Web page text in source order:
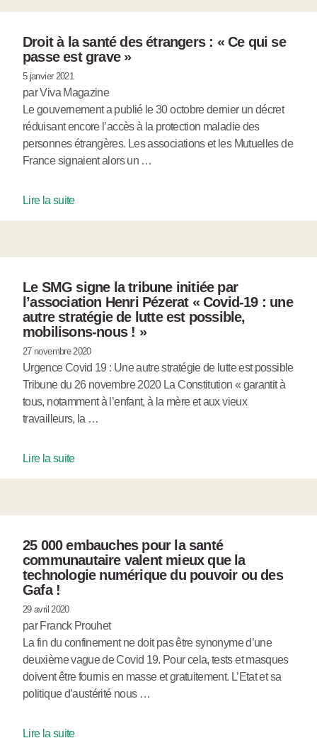
Droit à la santé des étrangers : « Ce qui se
passe est grave »
5 janvier 2021
par Viva Magazine
Le gouvernement a publié le 30 octobre dernier un décret
réduisant encore l’accès à la protection maladie des
personnes étrangères. Les associations et les Mutuelles de
France signaient alors un …
Lire la suite
Le SMG signe la tribune initiée par
l’association Henri Pézerat « Covid-19 : une
autre stratégie de lutte est possible,
mobilisons-nous ! »
27 novembre 2020
Urgence Covid 19 : Une autre stratégie de lutte est possible
Tribune du 26 novembre 2020 La Constitution « garantit à
tous, notamment à l’enfant, à la mère et aux vieux
travailleurs, la …
Lire la suite
25 000 embauches pour la santé
communautaire valent mieux que la
technologie numérique du pouvoir ou des
Gafa !
29 avril 2020
par Franck Prouhet
La fin du confinement ne doit pas être synonyme d’une
deuxième vague de Covid 19. Pour cela, tests et masques
doivent être fournis en masse et gratuitement. L’Etat et sa
politique d’austérité nous …
Lire la suite